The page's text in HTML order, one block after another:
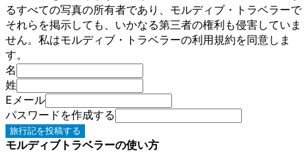
るすべての写真の所有者であり、モルディブ・トラベラーで
それらを掲示しても、いかなる第三者の権利も侵害していま
せん。私はモルディブ・トラベラーの利用規約を同意しま
す。
名
姓
Eメール
パスワードを作成する
旅行記を投稿する
モルディブトラベラーの使い方